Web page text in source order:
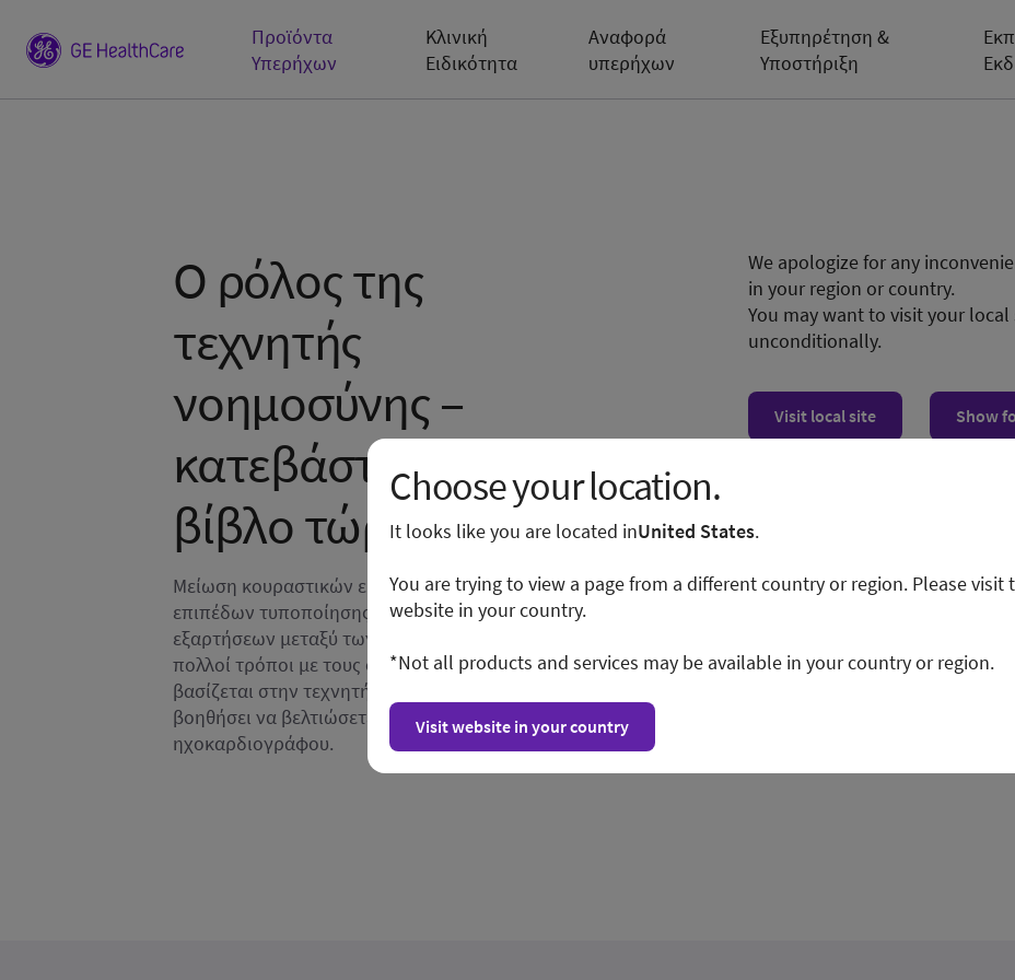
Προϊόντα
Υπερήχων
Κλινική
Ειδικότητα
Αναφορά
υπερήχων
Εξυπηρέτηση &
Υποστήριξη
Ο ρόλος της
τεχνητής
νοημοσύνης –
κατεβάστε τη λευκή
βίβλο τώρα.
Μείωση κουραστικών εργασιών, αύξηση των
επιπέδων τυποποίησης και συνεπώς μείωση των
εξαρτήσεων μεταξύ των χειριστών: Υπάρχουν
πολλοί τρόποι με τους οποίους η τεχνολογία που
βασίζεται στην τεχνητή νοημοσύνη μπορεί να σας
βοηθήσει να βελτιώσετε την ποσοτικοποίηση του
ηχοκαρδιογράφου.
We apologize for any
in your region or country.
You may want to visit your
unconditionally.
Visit local site Show
Choose your location.
It looks like you are located inUnited States.
You are trying to view a page from a different country or region. Please visit
website in your country.
*Not all products and services may be available in your country or region.
Visit website in your country